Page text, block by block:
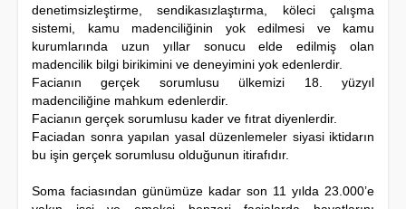
denetimsizleştirme, sendikasızlaştırma, köleci çalışma
sistemi, kamu madenciliğinin yok edilmesi ve kamu
kurumlarında uzun yıllar sonucu elde edilmiş olan
madencilik bilgi birikimini ve deneyimini yok edenlerdir.
Facianın gerçek sorumlusu ülkemizi 18. yüzyıl
madenciliğine mahkum edenlerdir.
Facianın gerçek sorumlusu kader ve fıtrat diyenlerdir.
Faciadan sonra yapılan yasal düzenlemeler siyasi iktidarın
bu işin gerçek sorumlusu olduğunun itirafıdır.
Soma faciasından günümüze kadar son 11 yılda 23.000’e